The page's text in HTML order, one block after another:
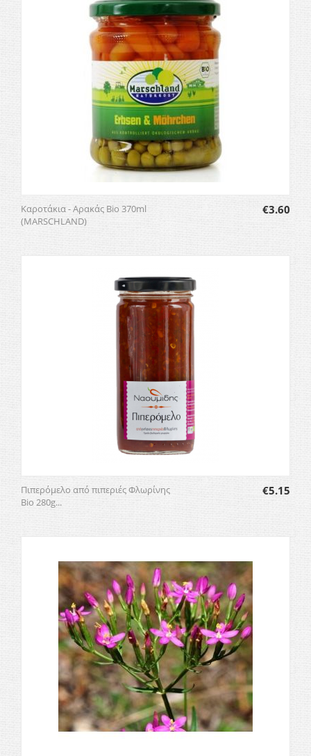
Καροτάκια - Αρακάς Bio 370ml
(MARSCHLAND)
€3.60
Πιπερόμελο από πιπεριές Φλωρίνης
Bio 280g...
€5.15